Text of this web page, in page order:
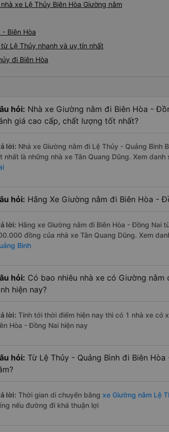
xe Lệ Thủy Biên Hòa Giường nằm
Biên Hòa
Lệ Thủy nhanh và uy tín nhất
đi Biên Hòa
hỏi: Nhà xe Giường nằm đi Biên Hòa -
giá cao cấp, chất lượng tốt nhất?
lời: Nhà xe Giường nằm đi Lệ Thủy - Quảng
nhất là những nhà xe Tân Quang Dũng. Xem danh
hỏi: Hãng Xe Giường nằm đi Biên Hòa -
lời: Hãng xe Giường nằm đi Biên Hòa - Đồng Nai
đồng của nhà xe Tân Quang Dũng. Xem
Bình
hỏi: Có bao nhiêu nhà xe có Giường
hiện nay?
lời: Tính tới thời điểm hiện nay thì có 1 nhà xe có
Hòa - Đồng Nai hiện nay
hỏi: Từ Lệ Thủy - Quảng Bình đi Biên
lời: Thời gian di chuyển bằng xe Giường nằm Lệ
nếu đường đi khá thuận lợi